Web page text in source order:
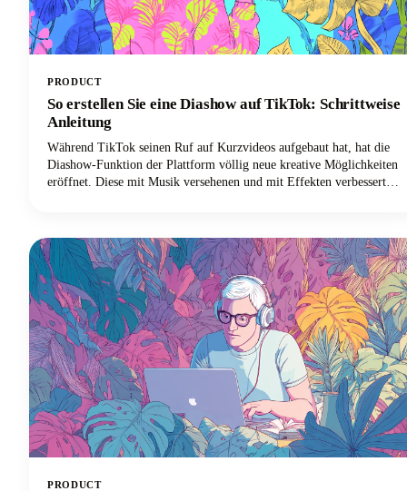
PRODUCT
So erstellen Sie eine Diashow auf TikTok: Schrittweise
Anleitung
Während TikTok seinen Ruf auf Kurzvideos aufgebaut hat, hat die
Diashow-Funktion der Plattform völlig neue kreative Möglichkeiten
eröffnet. Diese mit Musik versehenen und mit Effekten verbesserten
Bearbeitungskenntnisse. Alles was Sie brauchen sind ein paar tolle
Fotos und ein paar Minuten, um sie zum Leben zu erwecken.
PRODUCT